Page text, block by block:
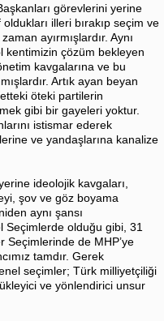
görevlerini yerine
illeri bırakıp seçim ve
ayırmışlardır. Aynı
kentimizin çözüm bekleyen
kavgalarına ve bu
Artık ayan beyan
öteki partilerin
gibi bir gayeleri yoktur.
istismar ederek
ve yandaşlarına kanalize
ideolojik kavgaları,
şov ve göz boyama
aynı şansı
Seçimlerde olduğu gibi, 31
Seçimlerinde de MHP’ye
tamdır. Gerek
seçimler; Türk milliyetçiliği
ve yönlendirici unsur